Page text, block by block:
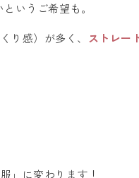
いうご希望も。
り感）が多く、 ストレー
」に変わります！